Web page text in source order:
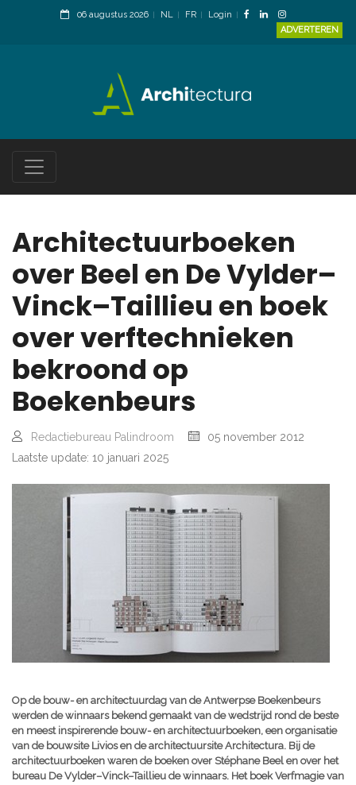
06 augustus 2026 NL FR
Login
ADVERTEREN
Architectuurboeken
over Beel en De Vylder–
Vinck–Taillieu en boek
over verftechnieken
bekroond op
Boekenbeurs
Redactiebureau Palindroom
05 november 2012
Laatste update: 10 januari 2025
Op de bouw- en architectuurdag van de Antwerpse Boekenbeurs
werden de winnaars bekend gemaakt van de wedstrijd rond de beste
en meest inspirerende bouw- en architectuurboeken, een organisatie
van de bouwsite Livios en de architectuursite Architectura. Bij de
architectuurboeken waren de boeken over Stéphane Beel en over het
bureau De Vylder–Vinck–Taillieu de winnaars. Het boek Verfmagie van